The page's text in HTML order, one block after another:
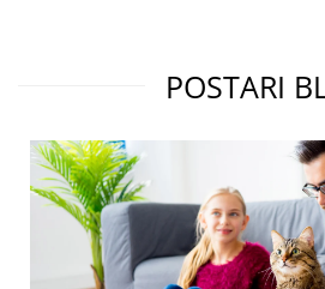
treia
mult
POSTARI